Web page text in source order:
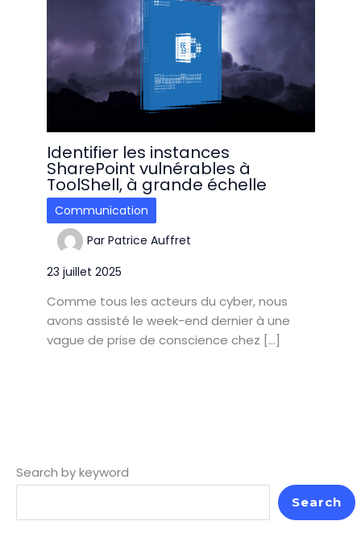
Identifier les instances
SharePoint vulnérables à
ToolShell, à grande échelle
Communication
Par Patrice Auffret
23 juillet 2025
Comme tous les acteurs du cyber, nous
avons assisté le week-end dernier à une
vague de prise de conscience chez […]
Search by keyword
Search